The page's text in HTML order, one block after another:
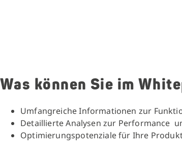
Was können Sie im
Umfangreiche Informationen zur
Detaillierte Analysen zur Performance
Optimierungspotenziale für Ihre